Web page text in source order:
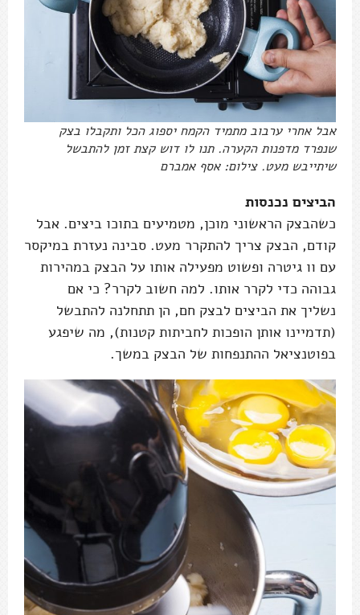
אבל אחרי ערבוב מתמיד הקמח יספוג הכל ותקבלו בצק
שנפרד מדפנות הקערה. תנו לו דוש קצת זמן להתבשל
שיתייבש מעט. צילום: אסף אמברם
הביצים נכנסות
כשהבצק הראשוני מוכן, מטמיעים בתוכו ביצים. אבל
קודם, הבצק צריך להתקרר מעט. סבינה נעזרת במיקסר
עם וו גיטרה ופשוט מפעילה אותו על הבצק במהירות
גבוהה כדי לקרר אותו. למה חשוב לקרר? כי אם
נשליך את הביצים לבצק חם, הן תתחלנה להתבשל
(תדמיינו אותן הופכות לחביתות קטנות), מה שיפגע
בפוטנציאל ההתנפחות של הבצק במשך.